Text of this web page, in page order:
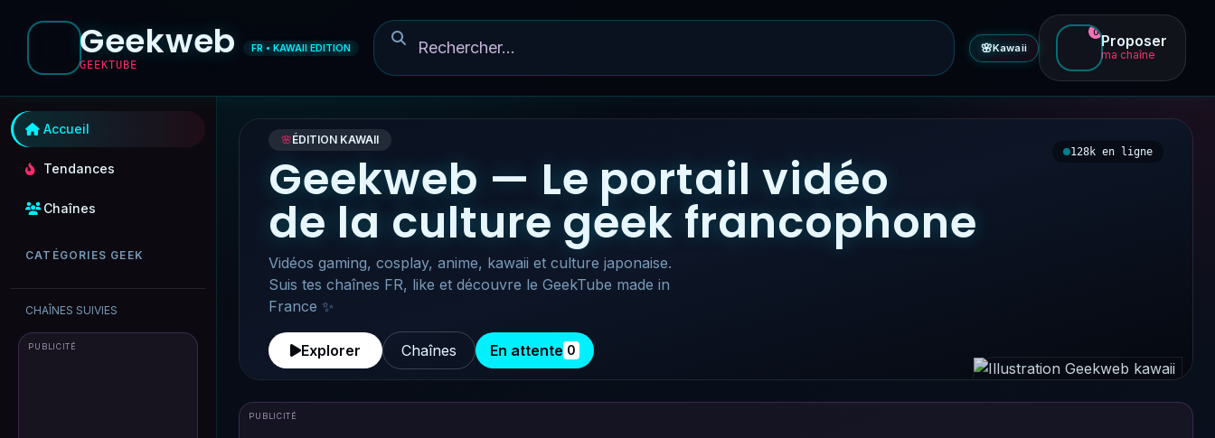
Geekweb
GEEKTUBE
FR • KAWAII EDITION 🌸Kawaii
0 Proposer
ma chaîne
Accueil
Tendances
Chaînes
CATÉGORIES GEEK
CHAÎNES SUIVIES
PUBLICITÉ
🌸ÉDITION KAWAII
Geekweb — Le portail vidéo
de la culture geek francophone
Vidéos gaming, cosplay, anime, kawaii et culture japonaise.
Suis tes chaînes FR, like et découvre le GeekTube made in
France ✨
Explorer Chaînes En attente 0
128k en ligne
PUBLICITÉ